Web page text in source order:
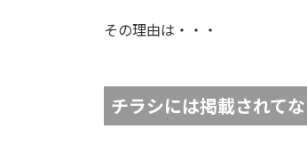
その理由は・・・
チラシには掲載されて